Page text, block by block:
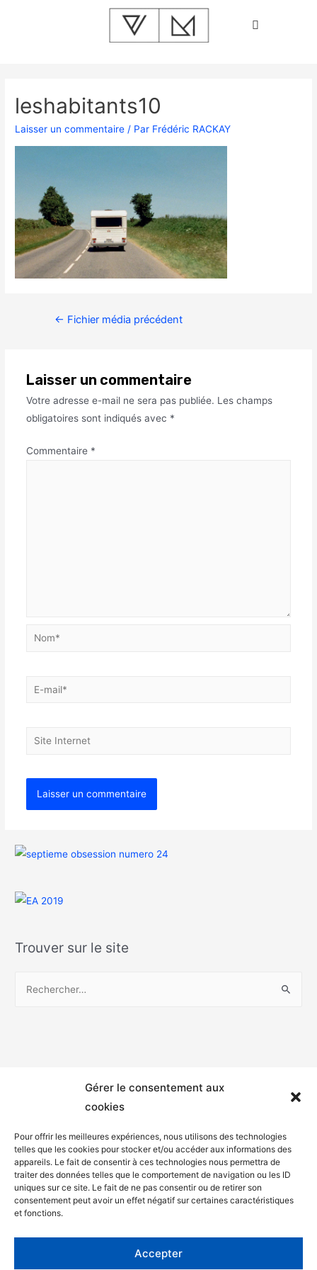
Gérer le consentement aux
cookies
Pour offrir les meilleures expériences, nous utilisons des technologies
telles que les cookies pour stocker et/ou accéder aux informations des
appareils. Le fait de consentir à ces technologies nous permettra de
traiter des données telles que le comportement de navigation ou les ID
uniques sur ce site. Le fait de ne pas consentir ou de retirer son
consentement peut avoir un effet négatif sur certaines caractéristiques
et fonctions.
Accepter
leshabitants10
Laisser un commentaire / Par Frédéric RACKAY
← Fichier média précédent
Laisser un commentaire
Votre adresse e-mail ne sera pas publiée. Les champs
obligatoires sont indiqués avec *
Commentaire *
Trouver sur le site
Mentions légales
Politique de confidentialité